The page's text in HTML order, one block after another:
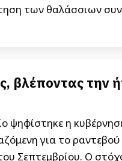
των θαλάσσιων
βλέποντας την
η
για το
Σεπτεμβρίου. Ο